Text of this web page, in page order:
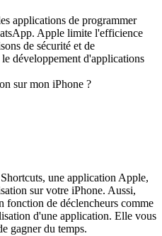
applications de programmer
Apple limite l'efficience
de sécurité et de
développement d'applications
sur mon iPhone ?
une application Apple,
sur votre iPhone. Aussi,
fonction de déclencheurs comme
d'une application. Elle vous
gagner du temps.